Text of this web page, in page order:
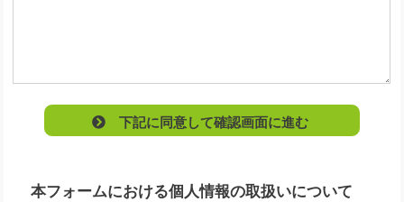
下記に同意して確認画面に進む
本フォームにおける個人情報の取扱いについて